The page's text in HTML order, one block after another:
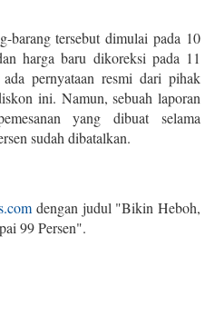
barang tersebut dimulai pada 10
harga baru dikoreksi pada 11
pernyataan resmi dari pihak
ini. Namun, sebuah laporan
yang dibuat selama
sudah dibatalkan.
dengan judul "Bikin Heboh,
99 Persen".